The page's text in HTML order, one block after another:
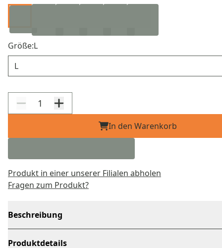
Größe:L
In den Warenkorb
Produkt in einer unserer Filialen abholen
Fragen zum Produkt?
Beschreibung
Produktdetails